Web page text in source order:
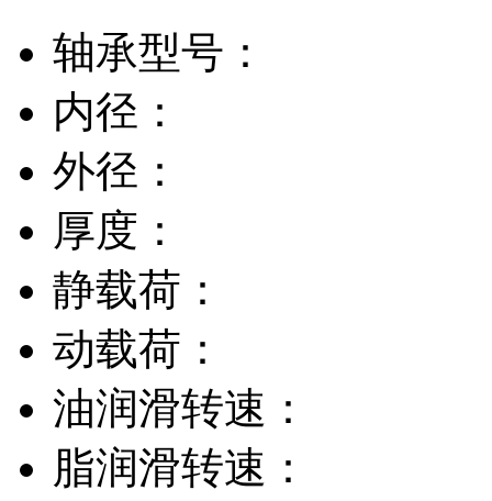
轴承型号：
内径：
外径：
厚度：
静载荷：
动载荷：
油润滑转速：
脂润滑转速：